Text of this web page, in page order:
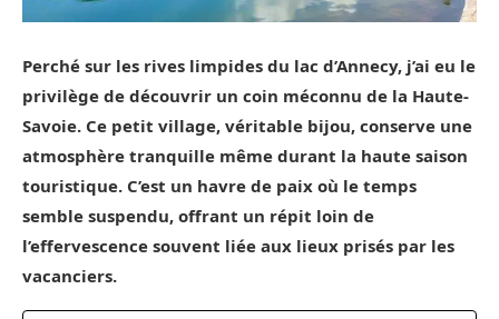
Perché sur les rives limpides du lac d’Annecy, j’ai eu le
privilège de découvrir un coin méconnu de la Haute-
Savoie. Ce petit village, véritable bijou, conserve une
atmosphère tranquille même durant la haute saison
touristique. C’est un havre de paix où le temps
semble suspendu, offrant un répit loin de
l’effervescence souvent liée aux lieux prisés par les
vacanciers.